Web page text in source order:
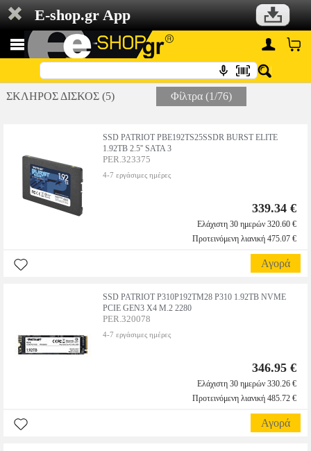
E-shop.gr App
ΣΚΛΗΡΟΣ ΔΙΣΚΟΣ (5) Φίλτρα (1/76)
SSD PATRIOT PBE192TS25SSDR BURST ELITE
1.92TB 2.5'' SATA 3
PER.323375
4-7 εργάσιμες ημέρες
339.34 €
Ελάχιστη 30 ημερών 320.60 €
Προτεινόμενη λιανική 475.07 €
Αγορά
SSD PATRIOT P310P192TM28 P310 1.92TB NVME
PCIE GEN3 X4 M.2 2280
PER.320078
4-7 εργάσιμες ημέρες
346.95 €
Ελάχιστη 30 ημερών 330.26 €
Προτεινόμενη λιανική 485.72 €
Αγορά